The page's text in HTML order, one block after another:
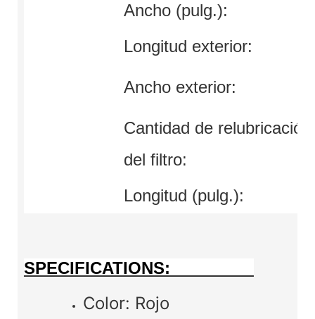
Ancho (pulg.):
Longitud exterior:
Ancho exterior:
Cantidad de relubricación
del filtro:
Longitud (pulg.):
SPECIFICATIONS:
Color: Rojo